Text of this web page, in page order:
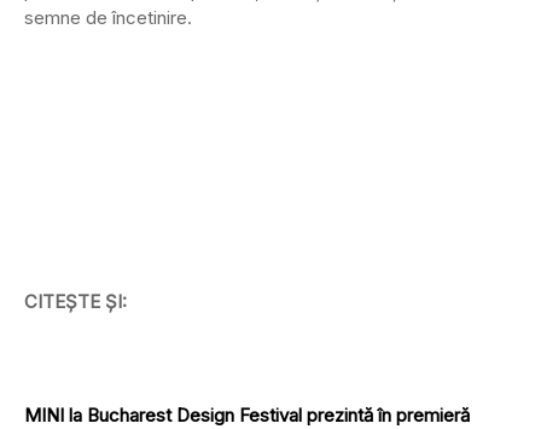
semne de încetinire.
CITEȘTE ȘI:
MINI la Bucharest Design Festival prezintă în premieră